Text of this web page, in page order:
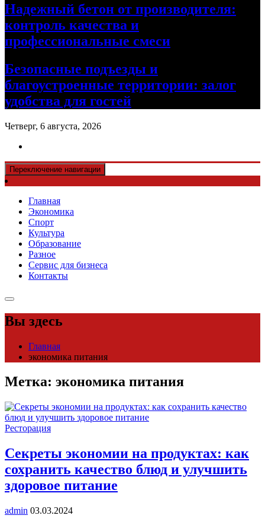
Надежный бетон от производителя:
контроль качества и
профессиональные смеси
Безопасные подъезды и
благоустроенные территории: залог
удобства для гостей
Четверг, 6 августа, 2026
Переключение навигации
Главная
Экономика
Спорт
Культура
Образование
Разное
Сервис для бизнеса
Контакты
Вы здесь
Главная
экономика питания
Метка: экономика питания
Ресторация
Секреты экономии на продуктах: как
сохранить качество блюд и улучшить
здоровое питание
admin 03.03.2024